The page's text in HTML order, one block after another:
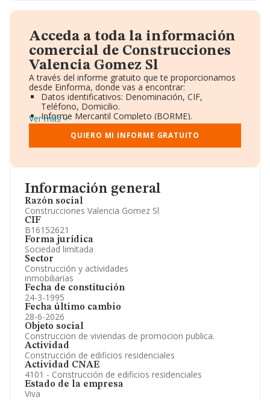
Información general
Razón social
Construcciones Valencia Gomez Sl
CIF
B16152621
Forma jurídica
Sociedad limitada
Sector
Construcción y actividades
inmobiliarias
Fecha de constitución
24-3-1995
Fecha último cambio
28-6-2026
Objeto social
Construccion de viviendas de promocion publica.
Actividad
Construcción de edificios residenciales
Actividad CNAE
4101 - Construcción de edificios residenciales
Estado de la empresa
Viva
Acceda a toda la información
comercial de Construcciones
Valencia Gomez Sl
A través del informe gratuito que te proporcionamos
desde Einforma, donde vas a encontrar:
Datos identificativos: Denominación, CIF,
Teléfono, Domicilio.
Informe Mercantil Completo (BORME).
Gráficos de Evolución Ventas y Empleados.
Consejo de Administración y Administradores.
Directivos y Ejecutivos.
Información oficial y registral complementaria.
Ver más
QUIERO MI INFORME GRATUITO